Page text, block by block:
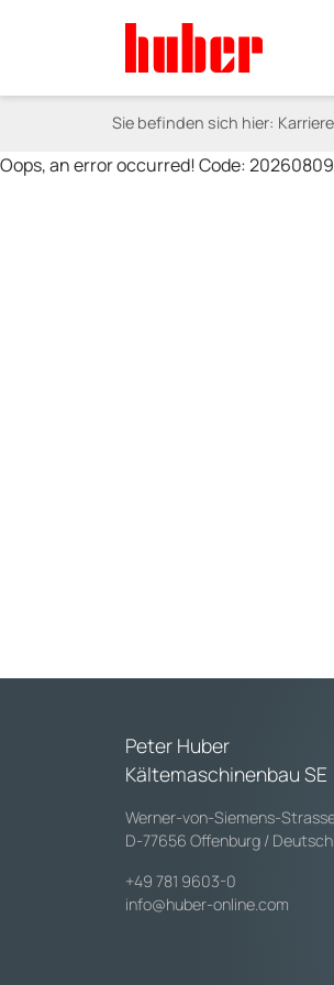
Sie befinden sich hier: Karriere
Oops, an error occurred! Code:
Peter Huber
Kältemaschinenbau SE
Werner-von-Siemens-
D-77656 Offenburg /
+49 781 9603-0
info@huber-online.com